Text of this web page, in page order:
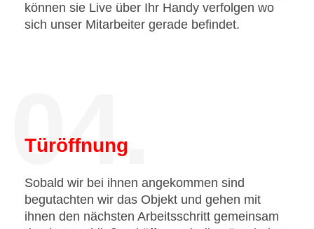
können sie Live über Ihr Handy verfolgen wo
sich unser Mitarbeiter gerade befindet.
04.
Türöffnung
Sobald wir bei ihnen angekommen sind
begutachten wir das Objekt und gehen mit
ihnen den nächsten Arbeitsschritt gemeinsam